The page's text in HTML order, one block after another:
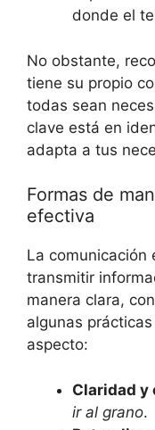
donde el
No obstante,
tiene su propio
todas sean
clave está en
adapta a tus
Formas de
efectiva
La comunicación
transmitir
manera clara,
algunas
aspecto:
Claridad y
ir al grano.